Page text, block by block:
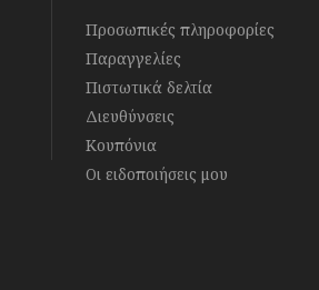
Προσωπικές πληροφορίες
Παραγγελίες
Πιστωτικά δελτία
Διευθύνσεις
Κουπόνια
Οι ειδοποιήσεις μου